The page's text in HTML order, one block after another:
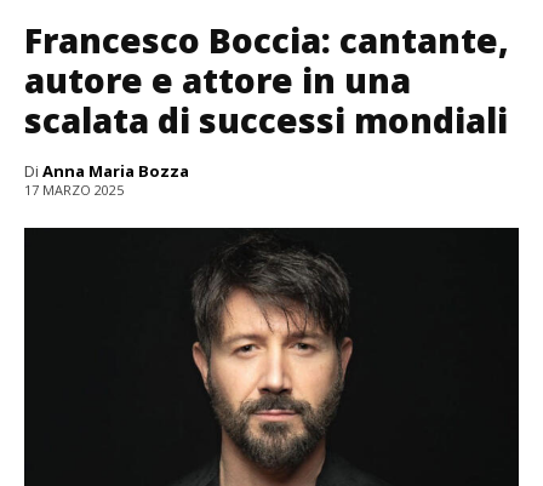
Francesco Boccia: cantante,
autore e attore in una
scalata di successi mondiali
Di Anna Maria Bozza
17 MARZO 2025